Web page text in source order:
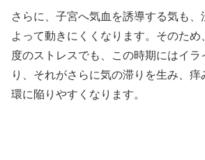
さらに、子宮へ気血を誘導する気も、
よって動きにくくなります。そのた
度のストレスでも、この時期にはイ
り、それがさらに気の滞りを生み、
環に陥りやすくなります。